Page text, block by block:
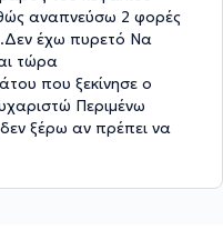
αναπνεύσω 2 φορές
έχω πυρετό Να
τώρα
που ξεκίνησε ο
Περιμένω
ξέρω αν πρέπει να